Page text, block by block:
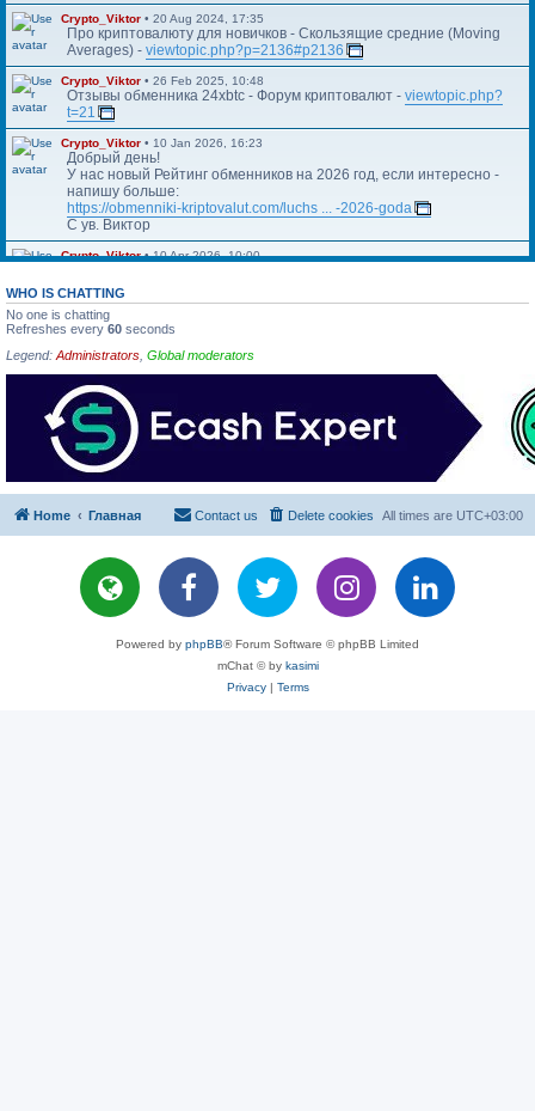
Crypto_Viktor • 20 Aug 2024, 17:35
Про криптовалюту для новичков - Скользящие средние (Moving
Averages) - viewtopic.php?p=2136#p2136
Crypto_Viktor • 26 Feb 2025, 10:48
Отзывы обменника 24xbtc - Форум криптовалют - viewtopic.php?
t=21
Crypto_Viktor • 10 Jan 2026, 16:23
Добрый день!
У нас новый Рейтинг обменников на 2026 год, если интересно -
напишу больше:
https://obmenniki-kriptovalut.com/luchs ... -2026-goda
С ув. Виктор
Crypto_Viktor•10 Apr 2026, 10:00
WHO IS CHATTING
No one is chatting
Refreshes every 60 seconds
Legend: Administrators Global moderators
Home Главная All times are UTC+03:00
Delete cookies
Contact us
Powered by phpBB® Forum Software © phpBB Limited
mChat © by kasimi
Privacy| Terms